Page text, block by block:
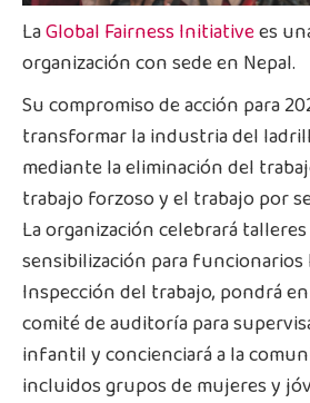
LaGlobal Fairness Initiativees
organización con sede en Nepal.
Su compromiso de acción para
transformar la industria del
mediante la eliminación del
trabajo forzoso y el trabajo por
La organización celebrará
sensibilización para funcionarios
Inspección del trabajo, pondrá
comité de auditoría para
infantil y concienciará a la
incluidos grupos de mujeres y